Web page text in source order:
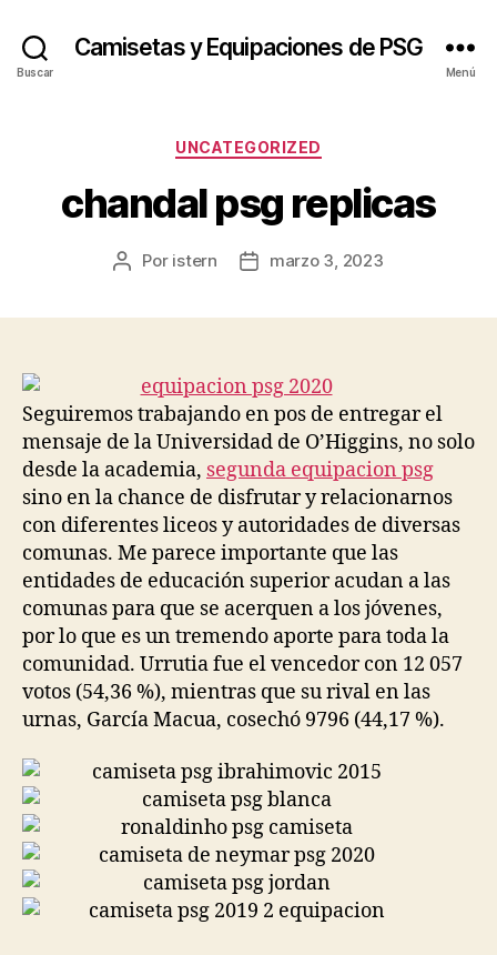
Buscar
Camisetas y Equipaciones de PSG
Menú
Categorías
UNCATEGORIZED
chandal psg replicas
Autor
Por istern
Fechamarzo 3, 2023
Seguiremos trabajando en pos de entregar el
mensaje de la Universidad de O’Higgins, no solo
desde la academia, segunda equipacion psg
sino en la chance de disfrutar y relacionarnos
con diferentes liceos y autoridades de diversas
comunas. Me parece importante que las
entidades de educación superior acudan a las
comunas para que se acerquen a los jóvenes,
por lo que es un tremendo aporte para toda la
comunidad. Urrutia fue el vencedor con 12 057
votos (54,36 %), mientras que su rival en las
urnas, García Macua, cosechó 9796 (44,17 %).